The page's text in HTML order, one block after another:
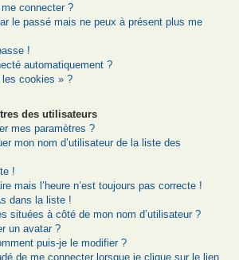
connecter ?
le passé mais ne peux à présent plus me
!
automatiquement ?
cookies » ?
des utilisateurs
mes paramètres ?
mon nom d’utilisateur de la liste des
!
mais l’heure n’est toujours pas correcte !
dans la liste !
situées à côté de mon nom d’utilisateur ?
un avatar ?
puis-je le modifier ?
de me connecter lorsque je clique sur le lien